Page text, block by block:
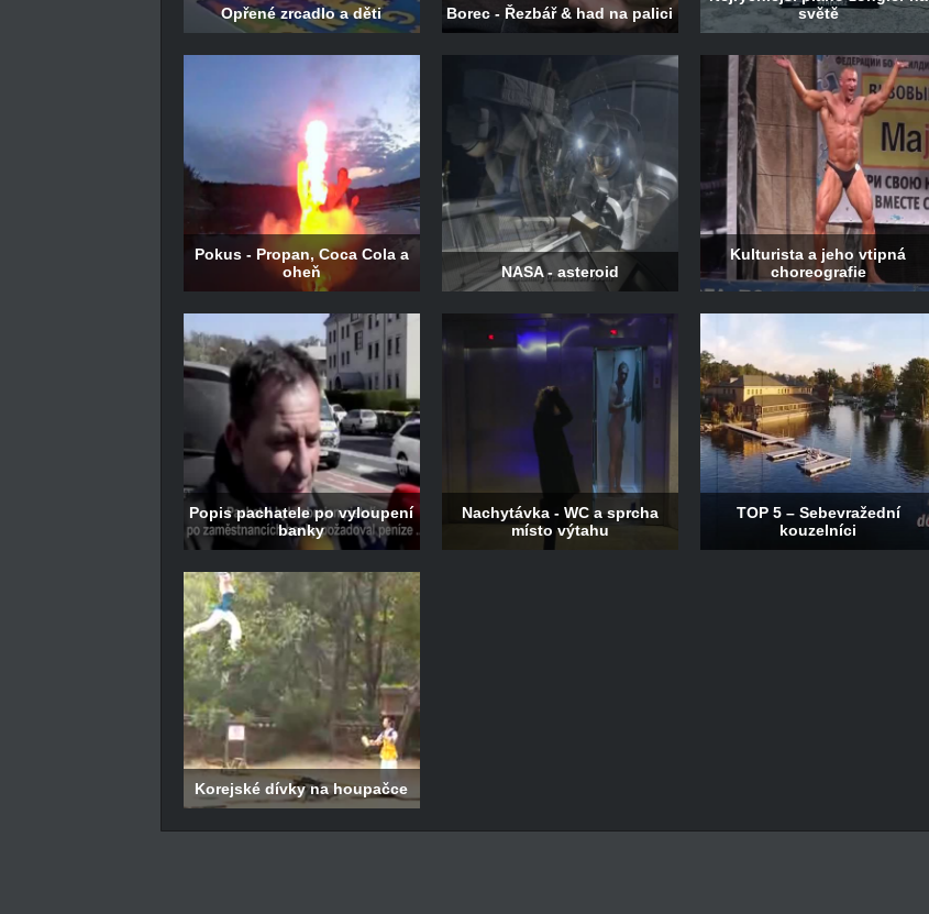
Opřené zrcadlo a děti Borec - Řezbář & had na palici
světě
Pokus - Propan, Coca Cola a
oheň
NASA - asteroid
Kulturista a jeho vtipná
choreografie
Popis pachatele po vyloupení
banky
Nachytávka - WC a sprcha
místo výtahu
TOP 5 – Sebevražední
kouzelníci
Korejské dívky na houpačce